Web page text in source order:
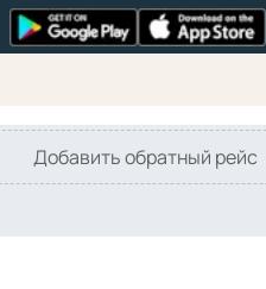
Добавить обратный рейс